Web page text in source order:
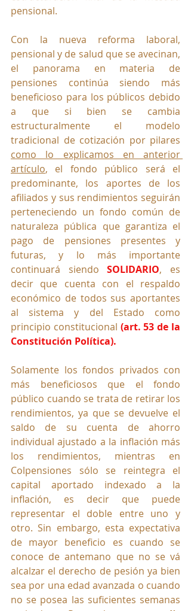
pensional.
Con la nueva reforma laboral,
pensional y de salud que se avecinan,
el panorama en materia de
pensiones continúa siendo más
beneficioso para los públicos debido
a que si bien se cambia
estructuralmente el modelo
como lo explicamos en anterior
artículo, el fondo público será el
predominante, los aportes de los
afiliados y sus rendimientos seguirán
perteneciendo un fondo común de
naturaleza pública que garantiza el
pago de pensiones presentes y
futuras, y lo más importante
continuará siendo SOLIDARIO, es
decir que cuenta con el respaldo
económico de todos sus aportantes
al sistema y del Estado como
principio constitucional (art. 53 de la
Constitución Política).
Solamente los fondos privados con
más beneficiosos que el fondo
público cuando se trata de retirar los
rendimientos, ya que se devuelve el
saldo de su cuenta de ahorro
individual ajustado a la inflación más
los rendimientos, mientras en
Colpensiones sólo se reintegra el
capital aportado indexado a la
inflación, es decir que puede
representar el doble entre uno y
otro. Sin embargo, esta expectativa
de mayor beneficio es cuando se
conoce de antemano que no se vá
alcalzar el derecho de pesión ya bien
sea por una edad avanzada o cuando
no se posea las suficientes semanas